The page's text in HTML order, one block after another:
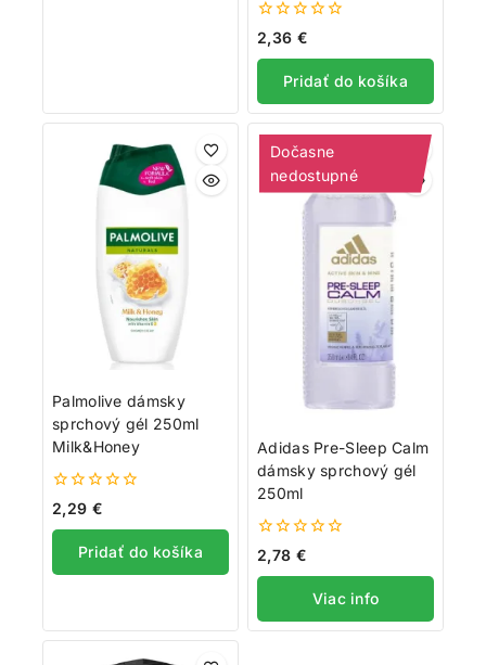
0
z
5
2,36 €
Pridať do košíka
Palmolive dámsky
sprchový gél 250ml
Milk&Honey
0
5
2,29 €
Pridať do košíka
Dočasne
nedostupné
Adidas Pre-Sleep Calm
dámsky sprchový gél
250ml
0
5
2,78 €
Viac info